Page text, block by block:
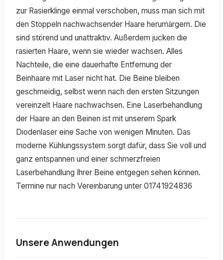
zur Rasierklinge einmal verschoben, muss man sich mit
den Stoppeln nachwachsender Haare herumärgern. Die
sind störend und unattraktiv. Außerdem jucken die
rasierten Haare, wenn sie wieder wachsen. Alles
Nachteile, die eine dauerhafte Entfernung der
Beinhaare mit Laser nicht hat. Die Beine bleiben
geschmeidig, selbst wenn nach den ersten Sitzungen
vereinzelt Haare nachwachsen. Eine Laserbehandlung
der Haare an den Beinen ist mit unserem Spark
Diodenlaser eine Sache von wenigen Minuten. Das
moderne Kühlungssystem sorgt dafür, dass Sie voll und
ganz entspannen und einer schmerzfreien
Laserbehandlung Ihrer Beine entgegen sehen können.
Termine nur nach Vereinbarung unter 01741924836
Unsere Anwendungen